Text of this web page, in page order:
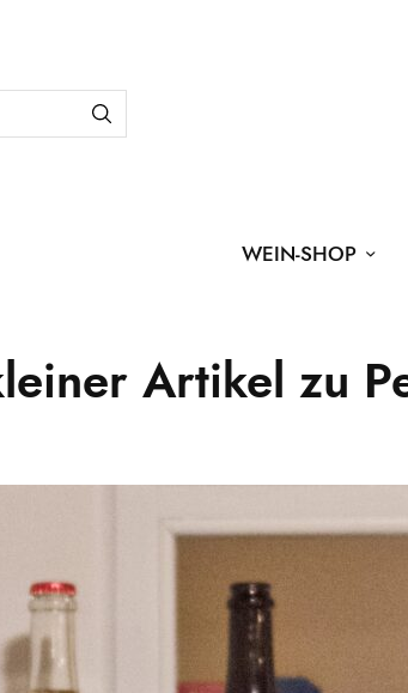
WEIN-SHOP
Artikel zu